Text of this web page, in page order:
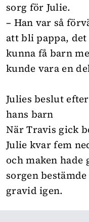
sorg för Julie.
– Han var så
att bli pappa,
kunna få barn
kunde vara en
Julies beslut
hans barn
När Travis gick
Julie kvar fem
och maken
sorgen
gravid igen.